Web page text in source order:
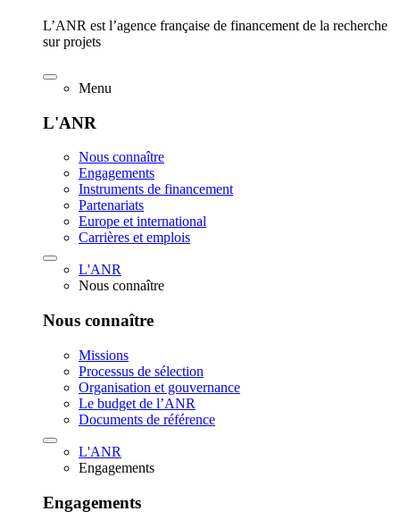
L’ANR est l’agence française de financement de la recherche
sur projets
Menu
L'ANR
Nous connaître
Engagements
Instruments de financement
Partenariats
Europe et international
Carrières et emplois
L'ANR
Nous connaître
Nous connaître
Missions
Processus de sélection
Organisation et gouvernance
Le budget de l’ANR
Documents de référence
L'ANR
Engagements
Engagements